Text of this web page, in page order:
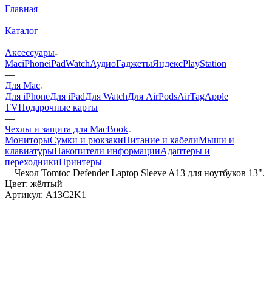
Главная
—
Каталог
—
Аксессуары
MaciPhoneiPadWatchАудиоГаджетыЯндексPlayStation
—
Для Mac
Для iPhoneДля iPadДля WatchДля AirPodsAirTagApple
TVПодарочные карты
—
Чехлы и защита для MacBook
МониторыСумки и рюкзакиПитание и кабелиМыши и
клавиатурыНакопители информацииАдаптеры и
переходникиПринтеры
—Чехол Tomtoc Defender Laptop Sleeve A13 для ноутбуков 13".
Цвет: жёлтый
Артикул: A13C2K1